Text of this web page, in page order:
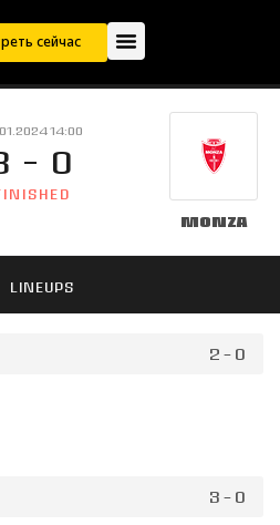
сейчас
14:00
- 0
Monza
LINEUPS
2 - 0
3 - 0